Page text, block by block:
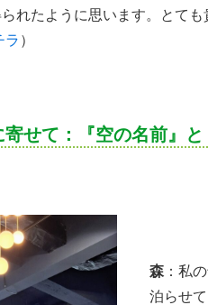
れたように思います。とて
ラ ）
せて：『空の名前』と
森 ：私
泊らせ